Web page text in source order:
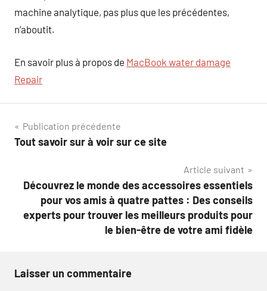
machine analytique, pas plus que les précédentes,
n’aboutit.
En savoir plus à propos de MacBook water damage
Repair
Navigation
de
Publication précédente
Tout savoir sur à voir sur ce site
Article suivant
Découvrez le monde des accessoires essentiels
pour vos amis à quatre pattes : Des conseils
experts pour trouver les meilleurs produits pour
le bien-être de votre ami fidèle
Laisser un commentaire